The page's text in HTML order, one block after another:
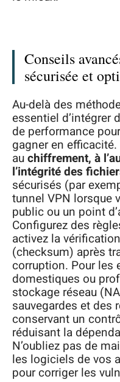
Conseils
sécurisée et
Au-delà des
essentiel d’intégrer
de performance
gagner en
auchiffrement, à
l’intégrité des
sécurisés (par
tunnel VPN lorsque
public ou un point
Configurez des
activez la
(checksum) après
corruption. Pour les
domestiques ou
stockage réseau
sauvegardes et des
conservant un
réduisant la
N’oubliez pas de
les logiciels de vos
pour corriger les